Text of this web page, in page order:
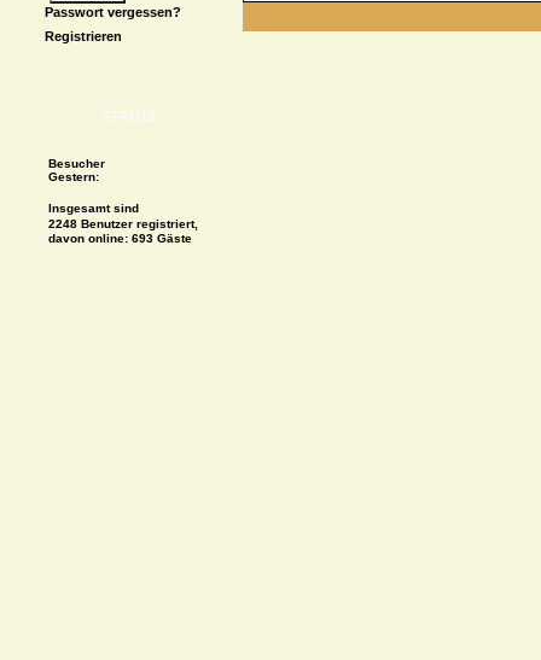
Passwort vergessen?
Registrieren
STATUS
Besucher
Gestern:
Insgesamt sind
2248 Benutzer registriert,
davon online: 693 Gäste